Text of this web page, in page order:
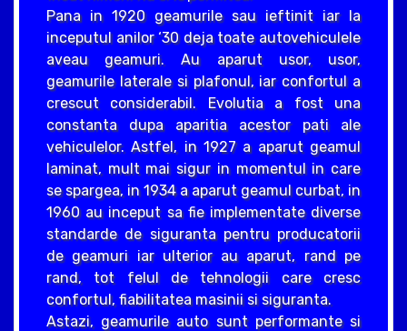
Pana in 1920 geamurile sau ieftinit iar la
inceputul anilor ‘30 deja toate autovehiculele
aveau geamuri. Au aparut usor, usor,
geamurile laterale si plafonul, iar confortul a
crescut considerabil. Evolutia a fost una
constanta dupa aparitia acestor pati ale
vehiculelor. Astfel, in 1927 a aparut geamul
laminat, mult mai sigur in momentul in care
se spargea, in 1934 a aparut geamul curbat, in
1960 au inceput sa fie implementate diverse
standarde de siguranta pentru producatorii
de geamuri iar ulterior au aparut, rand pe
rand, tot felul de tehnologii care cresc
confortul, fiabilitatea masinii si siguranta.
Astazi, geamurile auto sunt performante si